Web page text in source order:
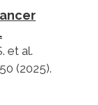
et al.
(2025).